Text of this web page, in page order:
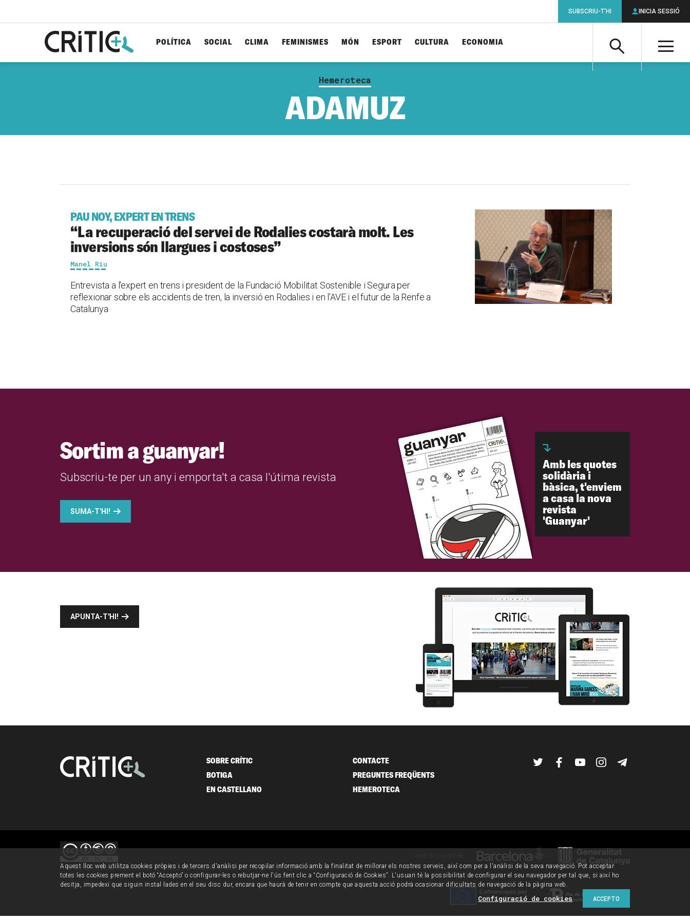
Cerca
POLÍTICA SOCIAL CLIMA FEMINISMES MÓN ESPORT CULTURA ECONOMIA
SUBSCRIU-T'HI INICIA SESSIÓ
Hemeroteca
ADAMUZ
PAU NOY, EXPERT EN TRENS
“La recuperació del servei de Rodalies costarà molt. Les
inversions són llargues i costoses”
Manel Riu
Entrevista a l'expert en trens i president de la Fundació Mobilitat Sostenible i Segura per
reflexionar sobre els accidents de tren, la inversió en Rodalies i en l'AVE i el futur de la Renfe a
Catalunya
Sortim a guanyar!
Subscriu-te per un any i emporta't a casa l'útima revista
SUMA-T'HI!
Amb les quotes
solidària i
bàsica, t'enviem
a casa la nova
revista
'Guanyar'
APUNTA-T'HI!
SOBRE CRÍTIC
BOTIGA
EN CASTELLANO
CONTACTE
PREGUNTES FREQÜENTS
HEMEROTECA
TwitterFacebook
YouTubeInstagram
Avís legal i política de privacitat Política de cookies Condicions generals de contractació
Aquest lloc web utilitza cookies pròpies i de tercers d'anàlisi per recopilar informació amb la finalitat de millorar els nostres serveis, així com per a l'anàlisi de la seva navegació. Pot acceptar
totes les cookies prement el botó “Accepto” o configurar-les o rebutjar-ne l'ús fent clic a “Configuració de Cookies”. L'usuari té la possibilitat de configurar el seu navegador per tal que, si així ho
desitja, impedexi que siguin instal·lades en el seu disc dur, encara que haurà de tenir en compte que aquesta acció podrà ocasionar dificultats de navegació de la pàgina web.
ACCEPTO
Configuració de cookies